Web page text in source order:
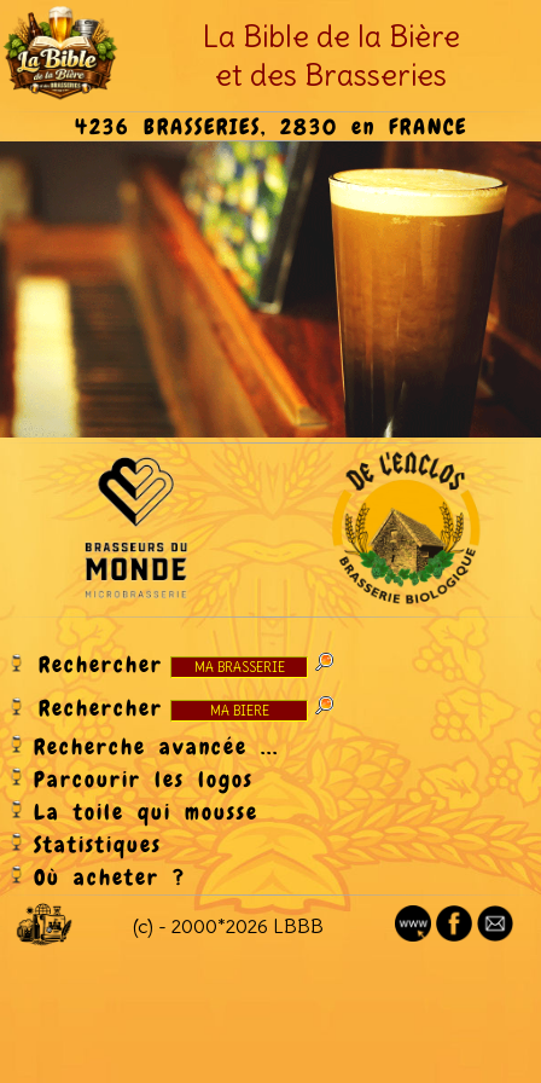
La Bible de la Bière
et des Brasseries
4236 BRASSERIES, 2830 en FRANCE
Rechercher
Rechercher
Recherche avancée ...
Parcourir les logos
La toile qui mousse
Statistiques
Où acheter ?
(c) - 2000*2026 LBBB